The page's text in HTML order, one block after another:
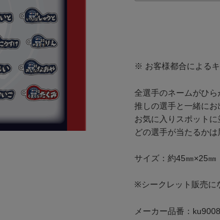
※ お客様都合による
全選手のネームがひ
推しの選手と一緒に
お気に入りスポット
どの選手が当たるか
サイズ：約45㎜×25㎜
※シークレット販売に
メーカー品番：